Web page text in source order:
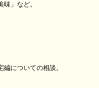
」など。
についての相談。